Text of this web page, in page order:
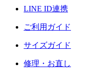
LINE ID連携
ご利用ガイド
サイズガイド
修理・お直し